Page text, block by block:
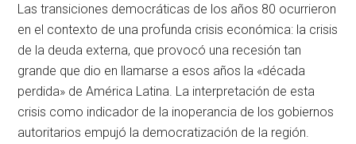
Las transiciones democráticas de los años 80 ocurrieron
en el contexto de una profunda crisis económica: la crisis
de la deuda externa, que provocó una recesión tan
grande que dio en llamarse a esos años la «década
perdida» de América Latina. La interpretación de esta
crisis como indicador de la inoperancia de los gobiernos
autoritarios empujó la democratización de la región.